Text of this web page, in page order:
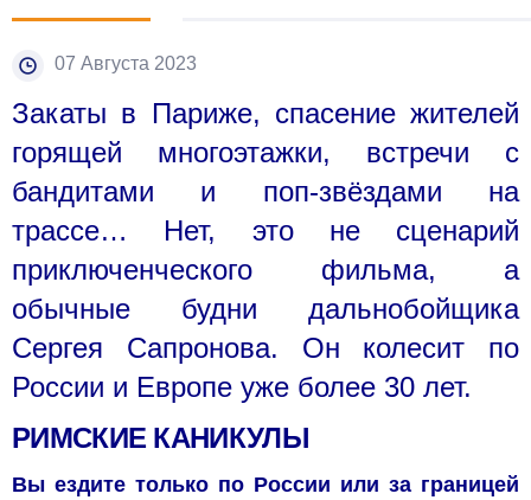
07 Августа 2023
Закаты в Париже, спасение жителей
горящей многоэтажки, встречи с
бандитами и поп-звёздами на
трассе… Нет, это не сценарий
приключенческого фильма, а
обычные будни дальнобойщика
Сергея Сапронова. Он колесит по
России и Европе уже более 30 лет.
РИМСКИЕ КАНИКУЛЫ
Вы ездите только по России или за границей